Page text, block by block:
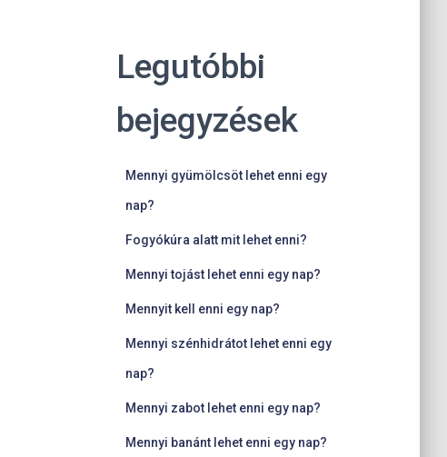
Legutóbbi
bejegyzések
Mennyi gyümölcsöt lehet enni egy
nap?
Fogyókúra alatt mit lehet enni?
Mennyi tojást lehet enni egy nap?
Mennyit kell enni egy nap?
Mennyi szénhidrátot lehet enni egy
nap?
Mennyi zabot lehet enni egy nap?
Mennyi banánt lehet enni egy nap?